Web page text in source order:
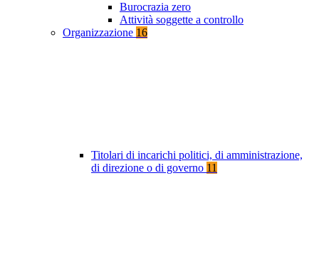
Burocrazia zero
Attività soggette a controllo
Organizzazione 16
Titolari di incarichi politici, di amministrazione,
di direzione o di governo 11